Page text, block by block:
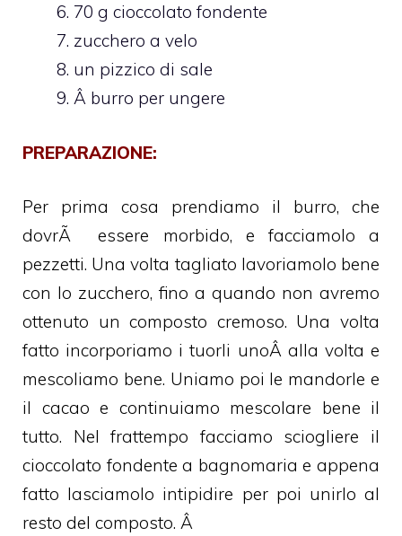
70 g cioccolato fondente
zucchero a velo
un pizzico di sale
Â burro per ungere
PREPARAZIONE:
Per prima cosa prendiamo il burro, che
dovrÃ essere morbido, e facciamolo a
pezzetti. Una volta tagliato lavoriamolo bene
con lo zucchero, fino a quando non avremo
ottenuto un composto cremoso. Una volta
fatto incorporiamo i tuorli unoÂ alla volta e
mescoliamo bene. Uniamo poi le mandorle e
il cacao e continuiamo mescolare bene il
tutto. Nel frattempo facciamo sciogliere il
cioccolato fondente a bagnomaria e appena
fatto lasciamolo intipidire per poi unirlo al
resto del composto. Â